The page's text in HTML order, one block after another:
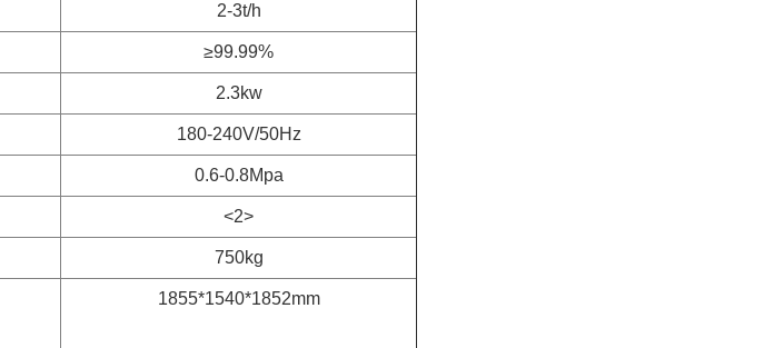
2-3t/h
≥99.99%
2.3kw
180-240V/50Hz
0.6-0.8Mpa
<2>
750kg
1855*1540*1852mm